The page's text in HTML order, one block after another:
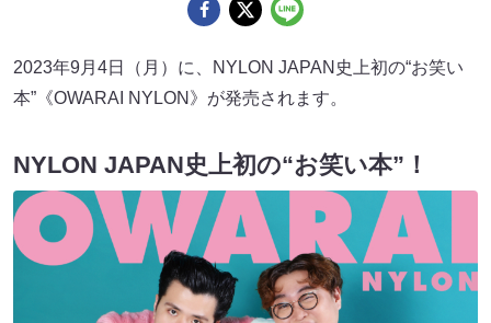
2023年9月4日（月）に、NYLON JAPAN史上初の“お笑い
本”《OWARAI NYLON》が発売されます。
NYLON JAPAN史上初の“お笑い本”！